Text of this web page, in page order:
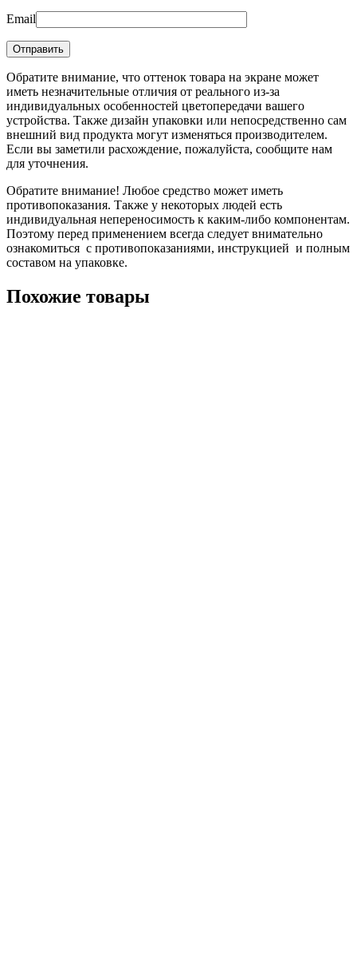
Email
Обратите внимание, что оттенок товара на экране может
иметь незначительные отличия от реального из-за
индивидуальных особенностей цветопередачи вашего
устройства. Также дизайн упаковки или непосредственно сам
внешний вид продукта могут изменяться производителем.
Если вы заметили расхождение, пожалуйста, сообщите нам
для уточнения.
Обратите внимание! Любое средство может иметь
противопоказания. Также у некоторых людей есть
индивидуальная непереносимость к каким-либо компонентам.
Поэтому перед применением всегда следует внимательно
ознакомиться с противопоказаниями, инструкцией и полным
составом на упаковке.
Похожие товары